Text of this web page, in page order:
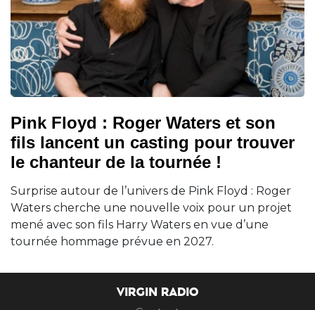
Pink Floyd : Roger Waters et son
fils lancent un casting pour trouver
le chanteur de la tournée !
Surprise autour de l’univers de Pink Floyd : Roger
Waters cherche une nouvelle voix pour un projet
mené avec son fils Harry Waters en vue d’une
tournée hommage prévue en 2027.
VIRGIN RADIO